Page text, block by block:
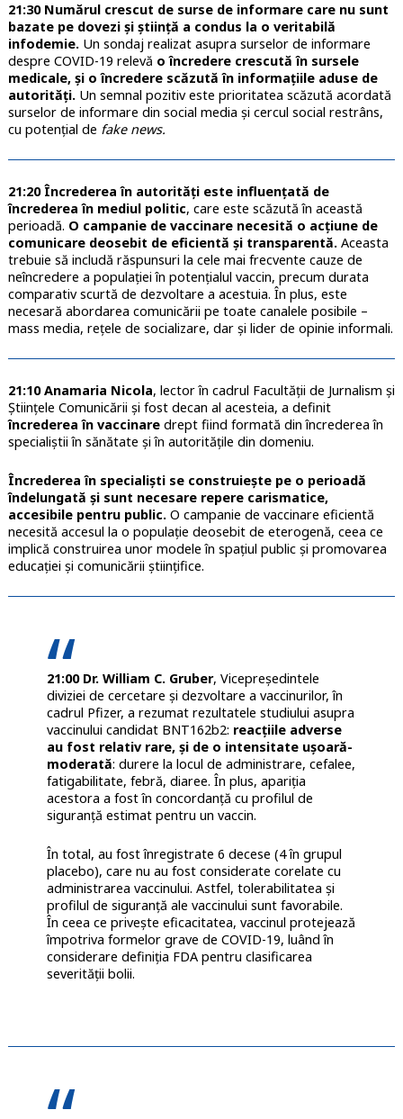
21:30 Numărul crescut de surse de informare care nu sunt
bazate pe dovezi și știință a condus la o veritabilă
infodemie.Un sondaj realizat asupra surselor de informare
despre COVID-19 relevă o încredere crescută în sursele
medicale, și o încredere scăzută în informațiile aduse de
autorități.Un semnal pozitiv este prioritatea scăzută acordată
surselor de informare din social media și cercul social restrâns,
cu potențial de fake news.
21:20 Încrederea în autorități este influențată de
încrederea în mediul politic, care este scăzută în această
perioadă. O campanie de vaccinare necesită o acțiune de
comunicare deosebit de eficientă și transparentă.Aceasta
trebuie să includă răspunsuri la cele mai frecvente cauze de
neîncredere a populației în potențialul vaccin, precum durata
comparativ scurtă de dezvoltare a acestuia. În plus, este
necesară abordarea comunicării pe toate canalele posibile –
mass media, rețele de socializare, dar și lider de opinie informali.
21:10 Anamaria Nicola, lector în cadrul Facultății de Jurnalism și
Științele Comunicării și fost decan al acesteia, a definit
încrederea în vaccinaredrept fiind formată din încrederea în
specialiștii în sănătate și în autoritățile din domeniu.
Încrederea în specialiști se construiește pe o perioadă
îndelungată și sunt necesare repere carismatice,
accesibile pentru public.O campanie de vaccinare eficientă
necesită accesul la o populație deosebit de eterogenă, ceea ce
implică construirea unor modele în spațiul public și promovarea
educației și comunicării științifice.
21:00 Dr. William C. Gruber, Vicepreședintele
diviziei de cercetare și dezvoltare a vaccinurilor, în
cadrul Pfizer, a rezumat rezultatele studiului asupra
vaccinului candidat BNT162b2: reacțiile adverse
au fost relativ rare, și de o intensitate ușoară-
moderată: durere la locul de administrare, cefalee,
fatigabilitate, febră, diaree. În plus, apariția
acestora a fost în concordanță cu profilul de
siguranță estimat pentru un vaccin.
În total, au fost înregistrate 6 decese (4 în grupul
placebo), care nu au fost considerate corelate cu
administrarea vaccinului. Astfel, tolerabilitatea și
profilul de siguranță ale vaccinului sunt favorabile.
În ceea ce privește eficacitatea, vaccinul protejează
împotriva formelor grave de COVID-19, luând în
considerare definiția FDA pentru clasificarea
severității bolii.